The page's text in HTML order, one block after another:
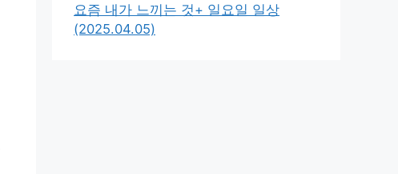
요즘 내가 느끼는 것+ 일요일 일상
(2025.04.05)